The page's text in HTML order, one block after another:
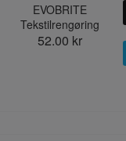
EVOBRITE
Tekstilrengøring
52.00 kr